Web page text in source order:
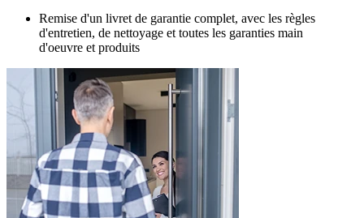
Remise d'un livret de garantie complet, avec les règles
d'entretien, de nettoyage et toutes les garanties main
d'oeuvre et produits